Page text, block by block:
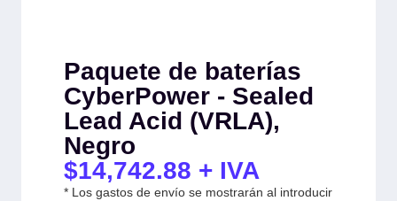
Paquete de baterías
CyberPower - Sealed
Lead Acid (VRLA),
Negro
$14,742.88 + IVA
* Los gastos de envío se mostrarán al introducir